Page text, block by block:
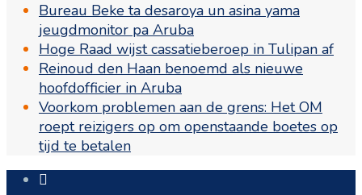
Bureau Beke ta desaroya un asina yama
jeugdmonitor pa Aruba
Hoge Raad wijst cassatieberoep in Tulipan af
Reinoud den Haan benoemd als nieuwe
hoofdofficier in Aruba
Voorkom problemen aan de grens: Het OM
roept reizigers op om openstaande boetes op
tijd te betalen